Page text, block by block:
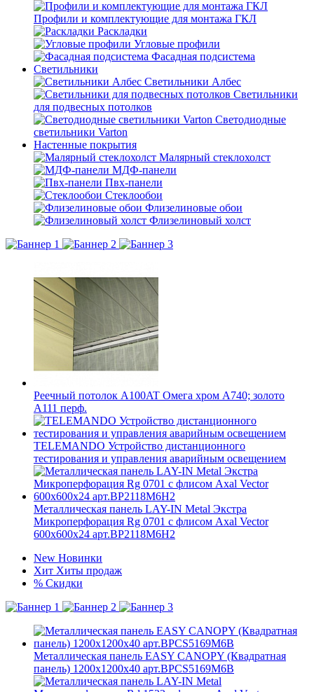
Профили и комплектующие для монтажа ГКЛ
Раскладки
Угловые профили
Фасадная подсистема
Светильники
Светильники Албес
Светильники
для подвесных потолков
Светодиодные
светильники Varton
Настенные покрытия
Малярный стеклохолст
МДФ-панели
Пвх-панели
Стеклообои
Флизелиновые обои
Флизелиновый холст
Реечный потолок A100AT Омега хром А740; золото
А111 перф.
TELEMANDO Устройство дистанционного
тестирования и управления аварийным освещением
Металлическая панель LAY-IN Metal Экстра
Микроперфорация Rg 0701 с флисом Axal Vector
600x600x24 арт.BP2118M6H2
New Новинки
Хит Хиты продаж
% Скидки
Металлическая панель EASY CANOPY (Квадратная
панель) 1200x1200x40 арт.BPCS5169M6B